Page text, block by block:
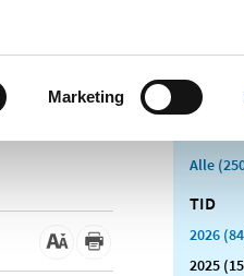
Marketing
Alle
TID
2026
2025